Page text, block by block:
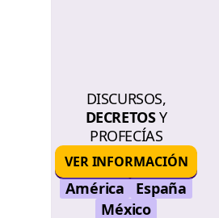
DISCURSOS,
DECRETOSY
PROFECÍAS
VER INFORMACIÓN
América
España
México